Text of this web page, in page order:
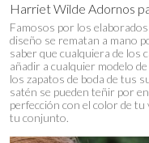
Harriet Wilde Adornos
Famosos por los
diseño se rematan a mano
saber que cualquiera de los
añadir a cualquier modelo
los zapatos de boda de tus
satén se pueden teñir por
perfección con el color de
tu conjunto.